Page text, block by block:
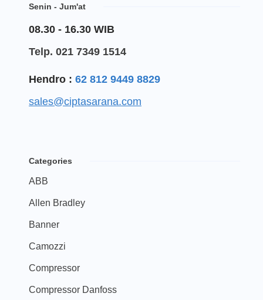
Senin - Jum'at
08.30 - 16.30 WIB
Telp. 021 7349 1514
Hendro : 62 812 9449 8829
sales@ciptasarana.com
Categories
ABB
Allen Bradley
Banner
Camozzi
Compressor
Compressor Danfoss